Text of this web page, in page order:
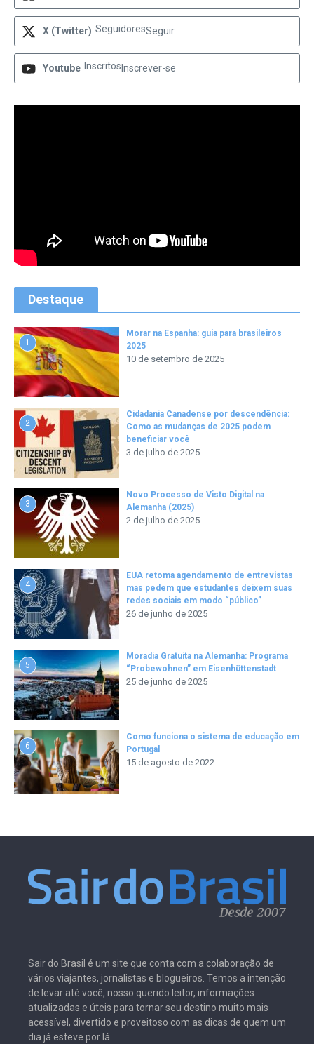
X (Twitter) SeguidoresSeguir
Youtube Inscritos Inscrever-se
Destaque
1
Morar na Espanha: guia para brasileiros
2025
10 de setembro de 2025
2
Cidadania Canadense por descendência:
Como as mudanças de 2025 podem
beneficiar você
3 de julho de 2025
3
Novo Processo de Visto Digital na
Alemanha (2025)
2 de julho de 2025
4
EUA retoma agendamento de entrevistas
mas pedem que estudantes deixem suas
redes sociais em modo “público”
26 de junho de 2025
5
Moradia Gratuita na Alemanha: Programa
“Probewohnen” em Eisenhüttenstadt
25 de junho de 2025
6
Como funciona o sistema de educação em
Portugal
15 de agosto de 2022
Sair do Brasil é um site que conta com a colaboração de
vários viajantes, jornalistas e blogueiros. Temos a intenção
de levar até você, nosso querido leitor, informações
atualizadas e úteis para tornar seu destino muito mais
acessível, divertido e proveitoso com as dicas de quem um
dia já esteve por lá.